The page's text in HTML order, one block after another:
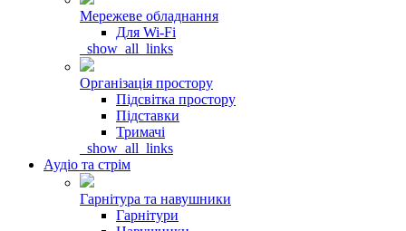
Мережеве обладнання
Для Wi-Fi
_show_all_links
Організація простору
Підсвітка простору
Підставки
Тримачі
_show_all_links
Аудіо та стрім
Гарнітура та навушники
Гарнітури